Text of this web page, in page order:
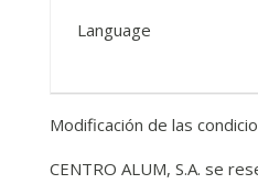
Language
Modificación de las
CENTRO ALUM, S.A. se